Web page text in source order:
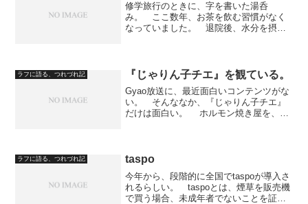
修学旅行のときに、字を書いた湯呑
み。 ここ数年、お茶を飲む習慣がなく
なっていました。 退院後、水分を摂ら
呑みです。 近況を。 相変わ...
ラフに語る、つれづれ記 『じゃりん子チエ』を観ている。
Gyao放送に、最近面白いコンテンツがな
い。 そんななか、『じゃりん子チエ』
だけは面白い。 ホルモン焼き屋を、お
金をかっぱらったり...
ラフに語る、つれづれ記 taspo
今年から、段階的に全国でtaspoが導入さ
れるらしい。 taspoとは、煙草を販売機
で買う場合、未成年者でないことを証明